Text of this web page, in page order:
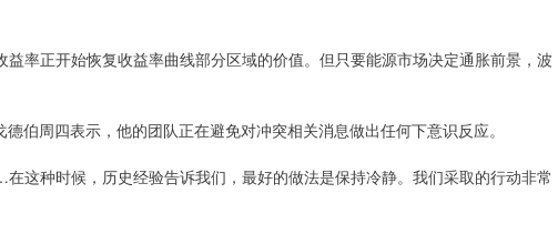
率正开始恢复收益率曲线部分区域的价值。但只要能源市场决定通胀前景，波
周四表示，他的团队正在避免对冲突相关消息做出任何下意识反应。
种时候，历史经验告诉我们，最好的做法是保持冷静。我们采取的行动非常